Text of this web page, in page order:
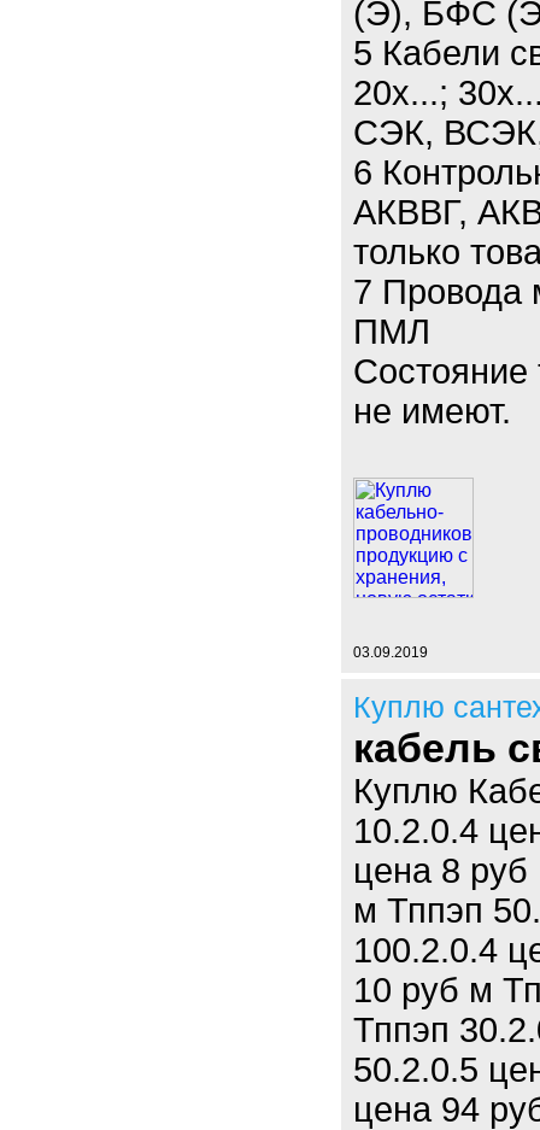
(Э), БФС
5 Кабели
20х...;
СЭК,
6
АКВВГ,
только
7
ПМЛ
Состояние
не имеют.
03.09.2019
Куплю
кабель
Куплю
10.2.0.4
цена 8
м Тппэп
100.2.0.4
10 руб м
Тппэп
50.2.0.5
цена 94